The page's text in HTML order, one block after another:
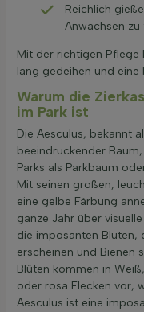
Reichlich
Anwachsen zu
Mit der richtigen Pflege
lang gedeihen und
Warum die
im Park ist
Die Aesculus, bekannt
beeindruckender
Parks als Parkbaum
Mit seinen großen,
eine gelbe Färbung
ganze Jahr über
die imposanten Blüten,
erscheinen und Bienen
Blüten kommen in
oder rosa Flecken vor,
Aesculus ist eine